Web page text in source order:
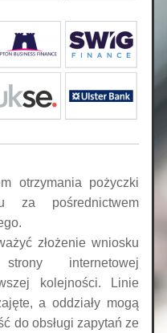
otrzymania pożyczki
za pośrednictwem
złożenie wniosku
internetowej
kolejności. Linie
a oddziały mogą
do obsługi zapytań ze